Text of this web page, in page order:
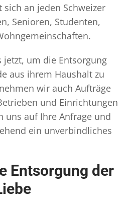
sich an jeden Schweizer
Senioren, Studenten,
jetzt, um die Entsorgung
aus ihrem Haushalt zu
wir auch Aufträge
und Einrichtungen
uns auf Ihre Anfrage und
ein unverbindliches
Entsorgung der